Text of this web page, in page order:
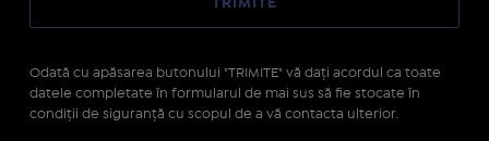
Odată cu apăsarea butonului "TRIMITE" vă daţi acordul ca toate
datele completate în formularul de mai sus să fie stocate în
condiţii de siguranţă cu scopul de a vă contacta ulterior.